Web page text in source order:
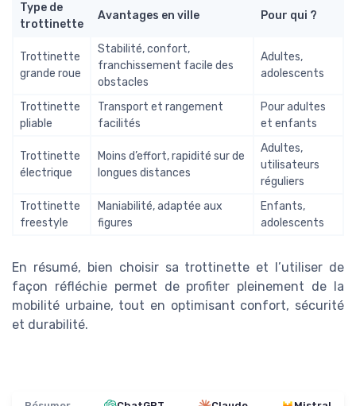
Type de
trottinette
Avantages en ville Pour qui ?
Trottinette
grande roue
Stabilité, confort,
franchissement facile des
obstacles
Adultes,
adolescents
Trottinette
pliable
Transport et rangement
facilités
Pour adultes
et enfants
Trottinette
électrique
Moins d’effort, rapidité sur de
longues distances
Adultes,
utilisateurs
réguliers
Trottinette
freestyle
Maniabilité, adaptée aux
figures
Enfants,
adolescents
En résumé, bien choisir sa trottinette et l’utiliser de
façon réfléchie permet de profiter pleinement de la
mobilité urbaine, tout en optimisant confort, sécurité
et durabilité.